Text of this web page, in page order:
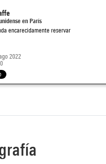
en París
encarecidamente reservar
2022